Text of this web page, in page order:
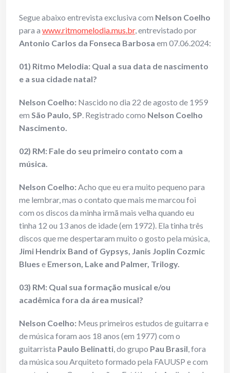
Segue abaixo entrevista exclusiva com Nelson Coelho
para a www.ritmomelodia.mus.br, entrevistado por
Antonio Carlos da Fonseca Barbosa em 07.06.2024:
01) Ritmo Melodia: Qual a sua data de nascimento
e a sua cidade natal?
Nelson Coelho: Nascido no dia 22 de agosto de 1959
em São Paulo, SP. Registrado como Nelson Coelho
Nascimento.
02) RM: Fale do seu primeiro contato com a
música.
Nelson Coelho:Acho que eu era muito pequeno para
me lembrar, mas o contato que mais me marcou foi
com os discos da minha irmã mais velha quando eu
tinha 12 ou 13 anos de idade (em 1972). Ela tinha três
discos que me despertaram muito o gosto pela música,
Jimi Hendrix Band of Gypsys, Janis Joplin Cozmic
Blues e Emerson, Lake and Palmer, Trilogy.
03) RM: Qual sua formação musical e/ou
acadêmica fora da área musical?
Nelson Coelho: Meus primeiros estudos de guitarra e
de música foram aos 18 anos (em 1977) com o
guitarrista Paulo Belinatti, do grupo Pau Brasil, fora
da música sou Arquiteto formado pela FAUUSP e com